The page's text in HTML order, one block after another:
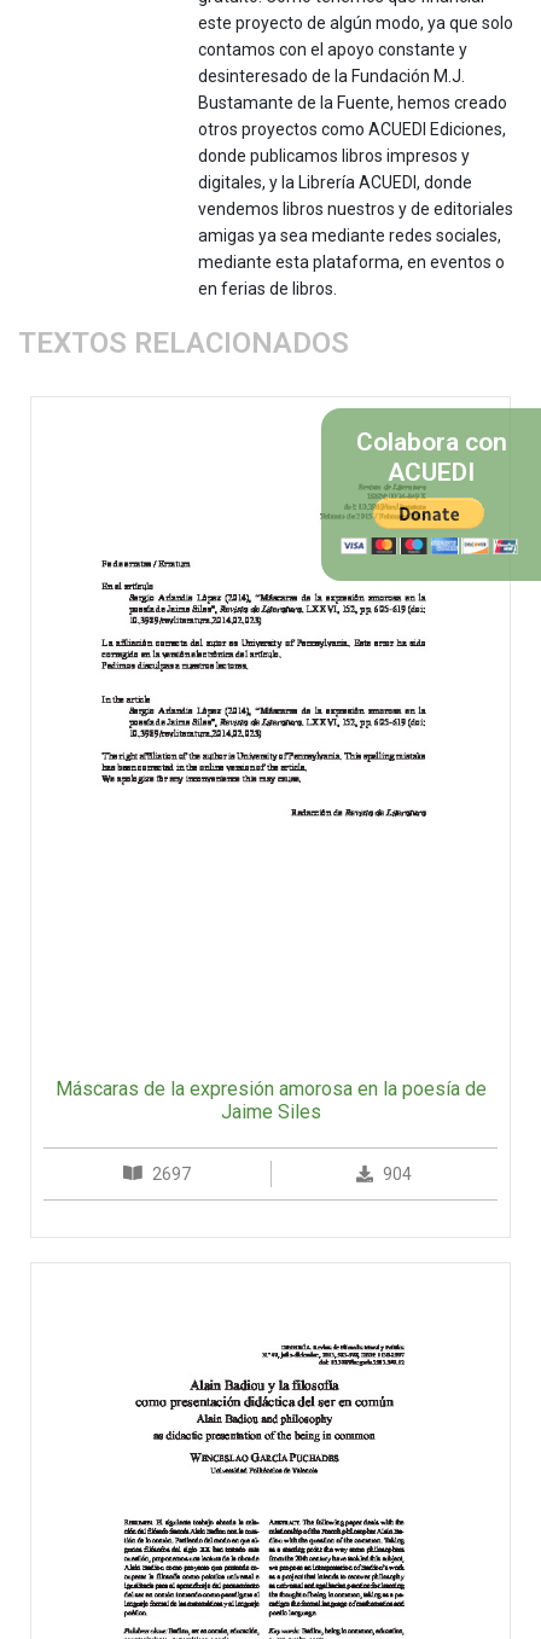
este proyecto de algún modo, ya que solo
contamos con el apoyo constante y
desinteresado de la Fundación M.J.
Bustamante de la Fuente, hemos creado
otros proyectos como ACUEDI Ediciones,
donde publicamos libros impresos y
digitales, y la Librería ACUEDI, donde
vendemos libros nuestros y de editoriales
amigas ya sea mediante redes sociales,
mediante esta plataforma, en eventos o
en ferias de libros.
TEXTOS RELACIONADOS
Máscaras de la expresión amorosa en la poesía de
Jaime Siles
2697 904
Colabora con
ACUEDI